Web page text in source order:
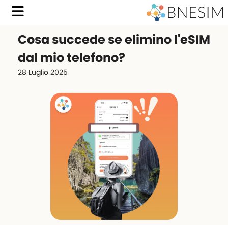
Cosa succede se elimino l'eSIM
dal mio telefono?
28 Luglio 2025